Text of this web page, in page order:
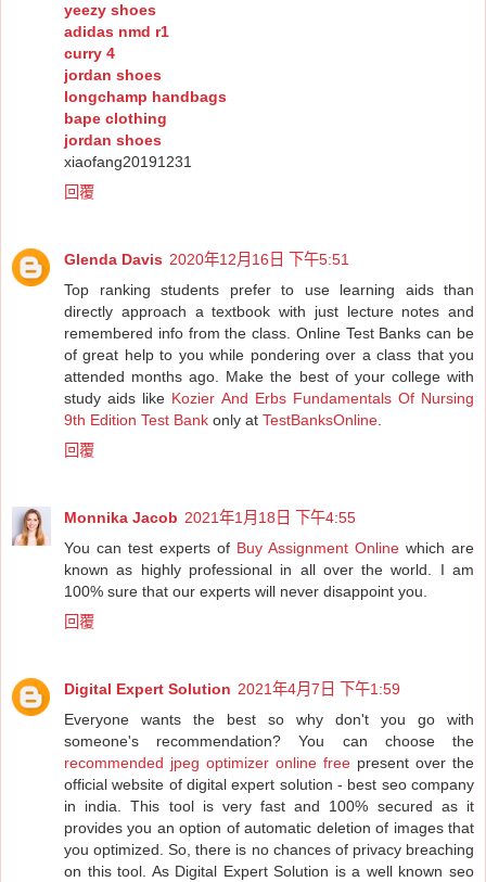
yeezy shoes
adidas nmd r1
curry 4
jordan shoes
longchamp handbags
bape clothing
jordan shoes
xiaofang20191231
回覆
Glenda Davis 2020年12月16日 下午5:51
Top ranking students prefer to use learning aids than
directly approach a textbook with just lecture notes and
remembered info from the class. Online Test Banks can be
of great help to you while pondering over a class that you
attended months ago. Make the best of your college with
study aids like Kozier And Erbs Fundamentals Of Nursing
9th Edition Test Bank only at TestBanksOnline
回覆
Monnika Jacob 2021年1月18日 下午4:55
You can test experts of Buy Assignment Online which are
known as highly professional in all over the world. I am
100% sure that our experts will never disappoint you.
回覆
Digital Expert Solution 2021年4月7日 下午1:59
Everyone wants the best so why don't you go with
someone's recommendation? You can choose the
recommended jpeg optimizer online free present over the
official website of digital expert solution - best seo company
in india. This tool is very fast and 100% secured as it
provides you an option of automatic deletion of images that
you optimized. So, there is no chances of privacy breaching
on this tool. As Digital Expert Solution is a well known seo